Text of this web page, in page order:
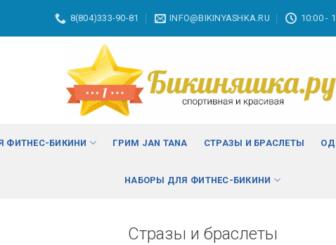
8(804)333-90-81 INFO@BIKINYASHKA.RU 10:00 -
ФИТНЕС-БИКИНИ ГРИМ JAN TANA СТРАЗЫ И БРАСЛЕТЫ
НАБОРЫ ДЛЯ ФИТНЕС-БИКИНИ
Стразы и браслеты